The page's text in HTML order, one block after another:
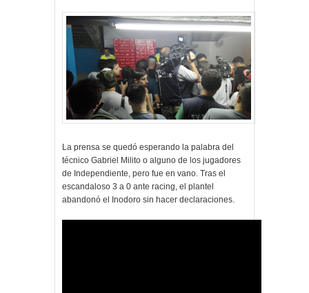
La prensa se quedó esperando la palabra del
técnico Gabriel Milito o alguno de los jugadores
de Independiente, pero fue en vano. Tras el
escandaloso 3 a 0 ante racing, el plantel
abandonó el Inodoro sin hacer declaraciones.